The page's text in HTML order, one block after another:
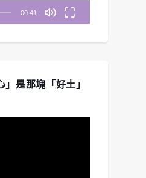
00:41
是那塊「好土」